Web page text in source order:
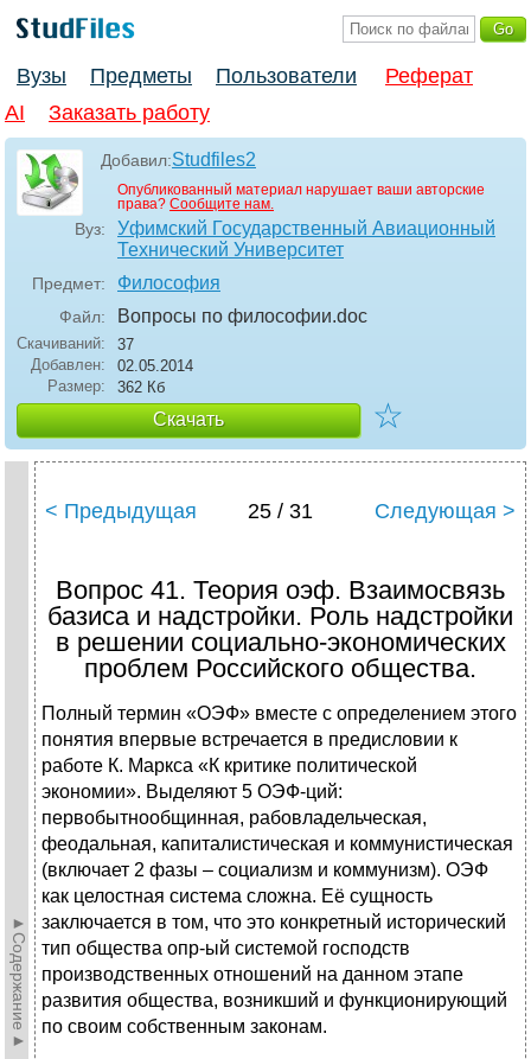
Вузы Предметы Пользователи
Реферат
AI
Заказать работу
Добавил:Studfiles2
Опубликованный материал нарушает ваши авторские
права? Сообщите нам.
Вуз:
Уфимский Государственный Авиационный
Технический Университет
Предмет: Философия
Файл: Вопросы по философии.doc
Скачиваний:
37
Добавлен:
02.05.2014
Размер:
362 Кб
Скачать ☆
►Содержание►
< Предыдущая 25 / 31 Следующая >
Вопрос 41. Теория оэф. Взаимосвязь
базиса и надстройки. Роль надстройки
в решении социально-экономических
проблем Российского общества.
Полный термин «ОЭФ» вместе с определением этого
понятия впервые встречается в предисловии к
работе К. Маркса «К критике политической
экономии». Выделяют 5 ОЭФ-ций:
первобытнообщинная, рабовладельческая,
феодальная, капиталистическая и коммунистическая
(включает 2 фазы – социализм и коммунизм). ОЭФ
как целостная система сложна. Её сущность
заключается в том, что это конкретный исторический
тип общества опр-ый системой господств
производственных отношений на данном этапе
развития общества, возникший и функционирующий
по своим собственным законам.